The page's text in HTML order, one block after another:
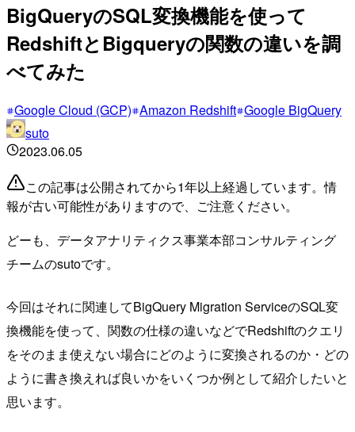
BigQueryのSQL変換機能を使って
RedshiftとBigqueryの関数の違いを調
べてみた
Google Cloud (GCP) Amazon Redshift Google BigQuery
suto
2023.06.05
この記事は公開されてから1年以上経過しています。情
報が古い可能性がありますので、ご注意ください。
どーも、データアナリティクス事業本部コンサルティング
チームのsutoです。
今回はそれに関連してBigQuery Migration ServiceのSQL変
換機能を使って、関数の仕様の違いなどでRedshiftのクエリ
をそのまま使えない場合にどのように変換されるのか・どの
ように書き換えれば良いかをいくつか例として紹介したいと
思います。